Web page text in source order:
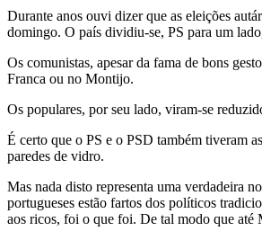
Durante anos ouvi dizer que as eleições
domingo. O país dividiu-se, PS para um
Os comunistas, apesar da fama de bons
Franca ou no Montijo.
Os populares, por seu lado, viram-se
É certo que o PS e o PSD também tiveram
paredes de vidro.
Mas nada disto representa uma verdadeira
portugueses estão fartos dos políticos
aos ricos, foi o que foi. De tal modo que até